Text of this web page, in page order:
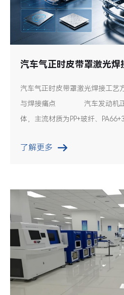
汽车气正时皮带罩激光焊
汽车气正时皮带罩激光焊接
与焊接痛点 汽车发动机正
体，主流材质为PP+玻纤、
了解更多